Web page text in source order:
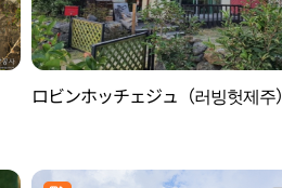
ロビンホッチェジュ（러빙헛제주）